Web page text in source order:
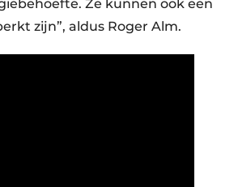
Ze kunnen ook een
zijn”, aldus Roger Alm.